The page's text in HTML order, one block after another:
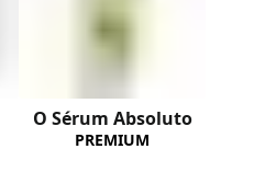
O Sérum Absoluto
PREMIUM